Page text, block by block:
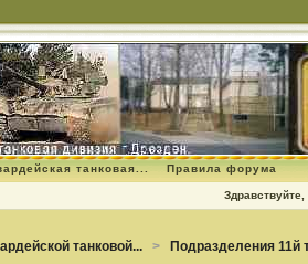
танковая... Правила форума
Здравствуйте,
танковой... > Подразделения 11й